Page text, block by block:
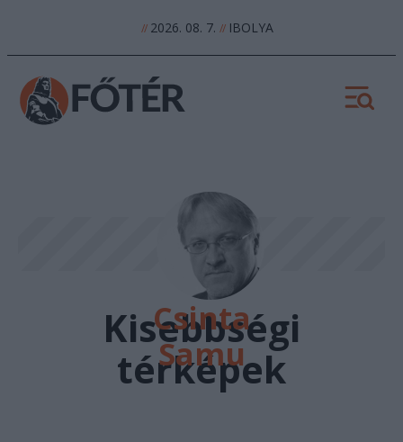
//2026. 08. 7. //IBOLYA
Csinta
Samu
Kisebbségi
térképek